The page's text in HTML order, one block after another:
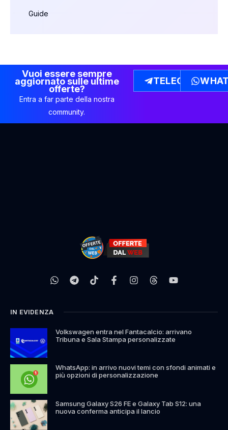
Guide
Vuoi essere sempre
aggiornato sulle ultime
offerte?
Entra a far parte della nostra
community.
TELEGRAM
IN EVIDENZA
Volkswagen entra nel Fantacalcio: arrivano
Tribuna e Sala Stampa personalizzate
WhatsApp: in arrivo nuovi temi con sfondi animati e
più opzioni di personalizzazione
Samsung Galaxy S26 FE e Galaxy Tab S12: una
nuova conferma anticipa il lancio